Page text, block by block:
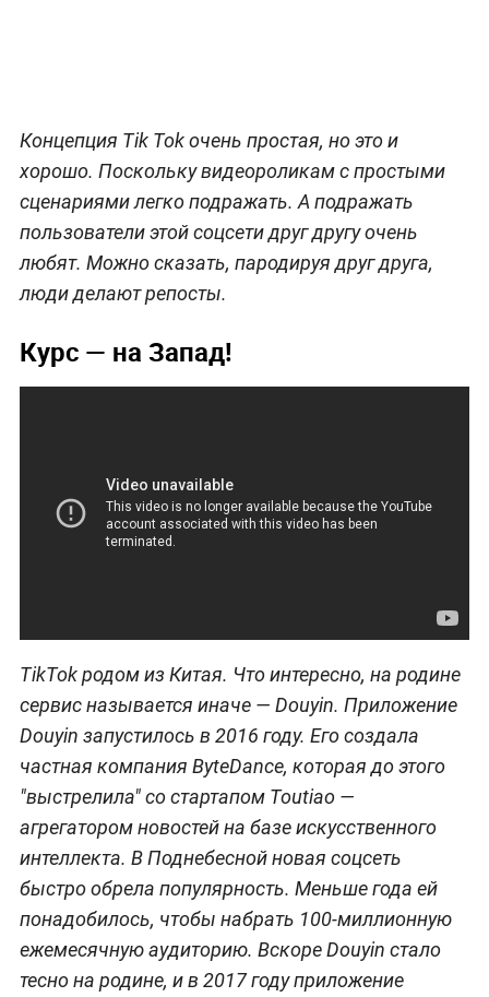
Концепция Tik Tok очень простая, но это и
хорошо. Поскольку видеороликам с простыми
сценариями легко подражать. А подражать
пользователи этой соцсети друг другу очень
любят. Можно сказать, пародируя друг друга,
люди делают репосты.
Курс — на Запад!
TikTok родом из Китая. Что интересно, на родине
сервис называется иначе — Douyin. Приложение
Douyin запустилось в 2016 году. Его создала
частная компания ByteDance, которая до этого
"выстрелила" со стартапом Toutiao —
агрегатором новостей на базе искусственного
интеллекта. В Поднебесной новая соцсеть
быстро обрела популярность. Меньше года ей
понадобилось, чтобы набрать 100-миллионную
ежемесячную аудиторию. Вскоре Douyin стало
тесно на родине, и в 2017 году приложение